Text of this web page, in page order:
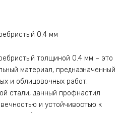
0.4 мм
толщиной 0.4 мм – это
материал, предназначенный
и облицовочных работ.
стали, данный профнастил
и устойчивостью к